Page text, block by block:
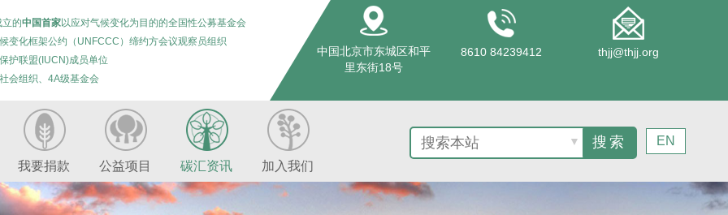
的中国首家以应对气候变化为目的的全国性公募基金会
变化框架公约（UNFCCC）缔约方会议观察员组织
护联盟(IUCN)成员单位
会组织、4A级基金会
中国北京市东城区和平
里东街18号
8610 84239412 thjj@thjj.org
我要捐款 公益项目 碳汇资讯 加入我们
▼ EN